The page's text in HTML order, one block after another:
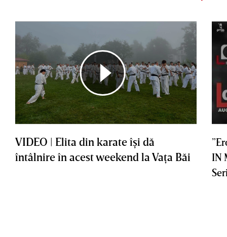
VIDEO | Elita din karate îşi dă
întâlnire în acest weekend la Vaţa Băi
IN